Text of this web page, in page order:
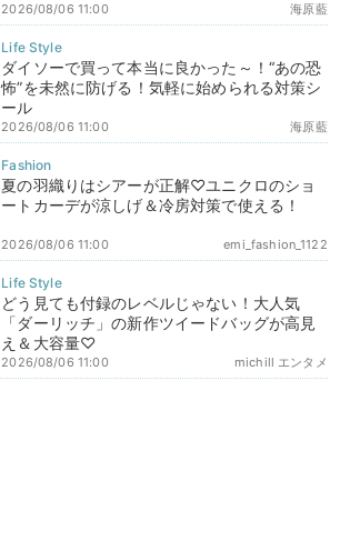
海原藍
2026/08/06 11:00
ダイソーで買って本当に良かった～！“あの恐
怖”を未然に防げる！気軽に始められる対策シ
ール
海原藍
2026/08/06 11:00
夏の羽織りはシアーが正解♡ユニクロのショ
ートカーデが涼しげ＆冷房対策で使える！
emi_fashion_1122
2026/08/06 11:00
どう見ても付録のレベルじゃない！大人気
「ダーリッチ」の新作ツイードバッグが高見
え＆大容量♡
michill エンタメ
2026/08/06 11:00